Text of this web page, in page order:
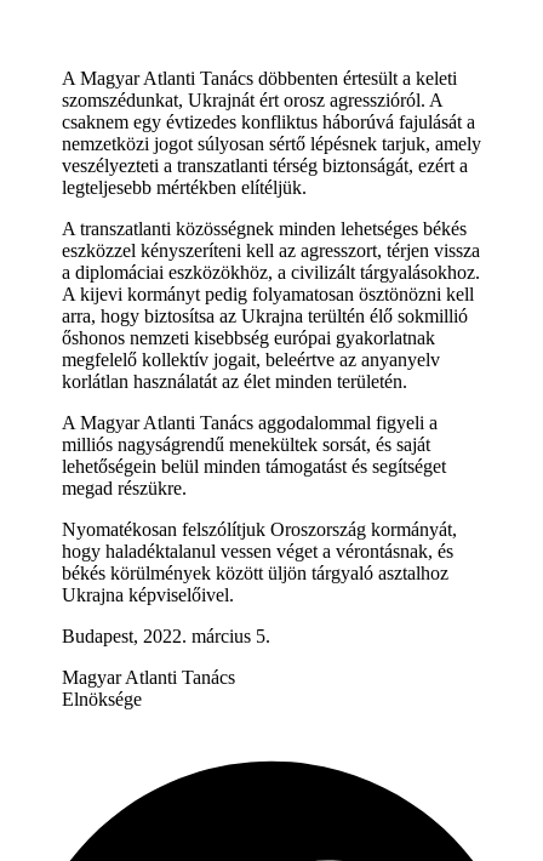
A Magyar Atlanti Tanács döbbenten értesült a keleti
szomszédunkat, Ukrajnát ért orosz agresszióról. A
csaknem egy évtizedes konfliktus háborúvá fajulását a
nemzetközi jogot súlyosan sértő lépésnek tarjuk, amely
veszélyezteti a transzatlanti térség biztonságát, ezért a
legteljesebb mértékben elítéljük.
A transzatlanti közösségnek minden lehetséges békés
eszközzel kényszeríteni kell az agresszort, térjen vissza
a diplomáciai eszközökhöz, a civilizált tárgyalásokhoz.
A kijevi kormányt pedig folyamatosan ösztönözni kell
arra, hogy biztosítsa az Ukrajna terültén élő sokmillió
őshonos nemzeti kisebbség európai gyakorlatnak
megfelelő kollektív jogait, beleértve az anyanyelv
korlátlan használatát az élet minden területén.
A Magyar Atlanti Tanács aggodalommal figyeli a
milliós nagyságrendű menekültek sorsát, és saját
lehetőségein belül minden támogatást és segítséget
megad részükre.
Nyomatékosan felszólítjuk Oroszország kormányát,
hogy haladéktalanul vessen véget a vérontásnak, és
békés körülmények között üljön tárgyaló asztalhoz
Ukrajna képviselőivel.
Budapest, 2022. március 5.
Magyar Atlanti Tanács
Elnöksége